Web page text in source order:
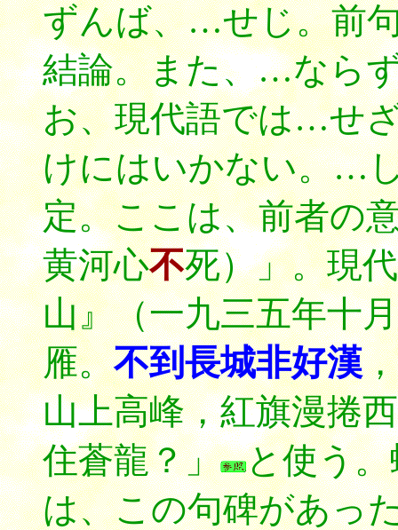
ずんば、…せじ。前
結論。また、…なら
お、現代語では…せ
けにはいかない。…
定。ここは、前者の
黄河心不死）」。現
山』（一九三五年十
雁。不到長城非好漢
山上高峰，紅旗漫捲
住蒼龍？」
と使う
は、この句碑があっ